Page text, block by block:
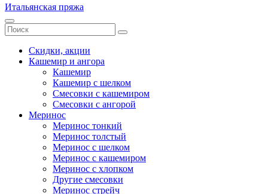
Итальянская пряжа
Скидки, акции
Кашемир и ангора
Кашемир
Кашемир с шелком
Смесовки с кашемиром
Смесовки с ангорой
Меринос
Меринос тонкий
Меринос толстый
Меринос с шелком
Меринос с кашемиром
Меринос с хлопком
Другие смесовки
Меринос стрейч